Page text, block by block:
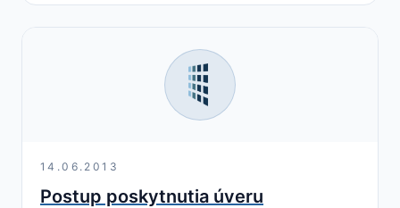
14.06.2013
Postup poskytnutia úveru